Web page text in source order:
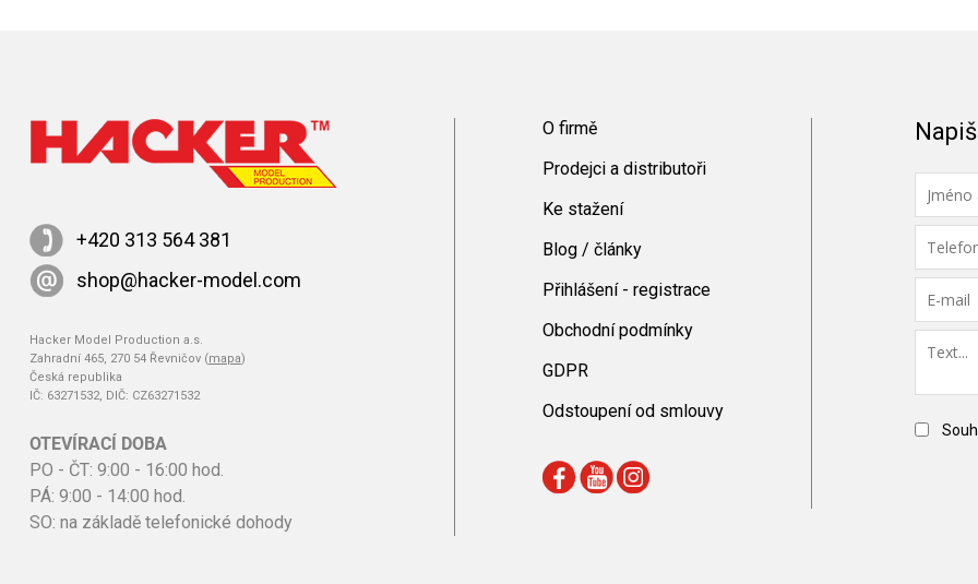
+420 313 564 381
shop@hacker-model.com
Hacker Model Production a.s.
Zahradní 465, 270 54 Řevničov (mapa)
Česká republika
IČ: 63271532, DIČ: CZ63271532
OTEVÍRACÍ DOBA
PO - ČT: 9:00 - 16:00 hod.
PÁ: 9:00 - 14:00 hod.
SO: na základě telefonické dohody
O firmě
Prodejci a distributoři
Ke stažení
Blog / články
Přihlášení - registrace
Obchodní podmínky
GDPR
Odstoupení od smlouvy